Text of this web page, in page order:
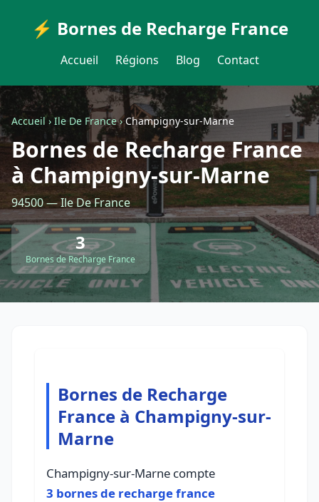
⚡ Bornes de Recharge France
Accueil Régions Blog Contact
Accueil›Ile De France›Champigny-sur-Marne
Bornes de Recharge France
à Champigny-sur-Marne
94500 — Ile De France
3
Bornes de Recharge France
Bornes de Recharge
France à Champigny-sur-
Marne
Champigny-sur-Marne compte
3 bornes de recharge france